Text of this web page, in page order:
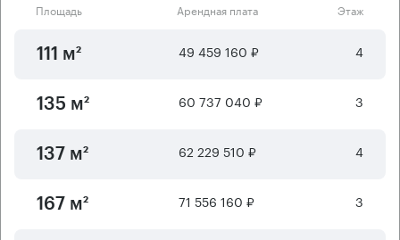
Площадь Арендная плата Этаж
111 м² 49 459 160 ₽ 4
135 м² 60 737 040 ₽ 3
137 м² 62 229 510 ₽ 4
167 м² 71 556 160 ₽ 3